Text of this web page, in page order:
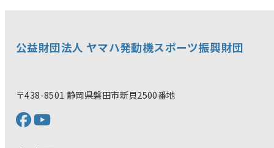
公益財団法人 ヤマハ発動機スポーツ振興財団
〒438-8501 静岡県磐田市新貝2500番地